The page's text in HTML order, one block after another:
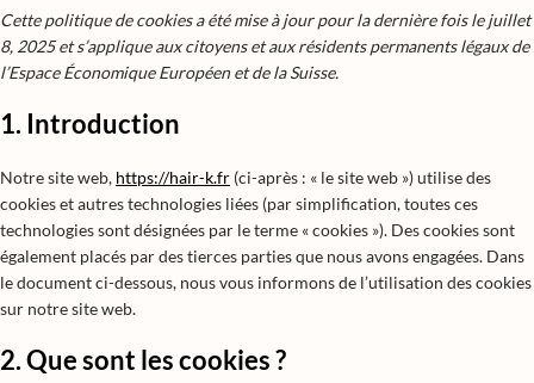
Cette politique de cookies a été mise à jour pour la dernière fois le juillet
8, 2025 et s’applique aux citoyens et aux résidents permanents légaux de
l’Espace Économique Européen et de la Suisse.
1. Introduction
Notre site web, https://hair-k.fr (ci-après : « le site web ») utilise des
cookies et autres technologies liées (par simplification, toutes ces
technologies sont désignées par le terme « cookies »). Des cookies sont
également placés par des tierces parties que nous avons engagées. Dans
le document ci-dessous, nous vous informons de l’utilisation des cookies
sur notre site web.
2. Que sont les cookies ?